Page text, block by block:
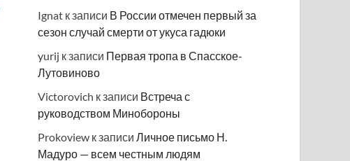
Ignat к записи В России отмечен первый за
сезон случай смерти от укуса гадюки
yurij к записи Первая тропа в Спасское-
Лутовиново
Victorovich к записи Встреча с
руководством Минобороны
Prokoview к записи Личное письмо Н.
Мадуро — всем честным людям